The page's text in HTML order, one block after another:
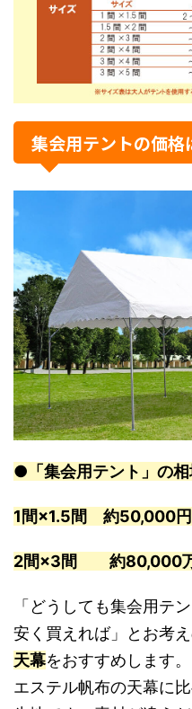
集会用テントの価格
●「集会用テント」の
1間×1.5間 約50,000
2間×3間 約80,000万
「どうしても集会用テ
安く買えれば」とお考え
天幕をおすすめします
エステル帆布の天幕に